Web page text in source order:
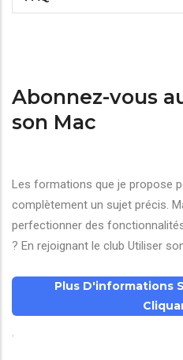
Abonnez-vous
son Mac
Les formations que je propose
complètement un sujet précis.
perfectionner des
? En rejoignant le club Utiliser
Plus D'informations
.